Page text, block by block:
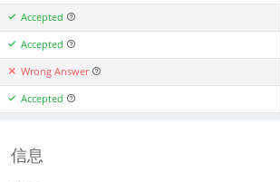
Accepted
Accepted
Wrong Answer
Accepted
信息